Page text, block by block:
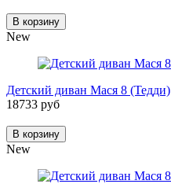
В корзину
New
Детский диван Мася 8 (Тедди)
18733 руб
В корзину
New